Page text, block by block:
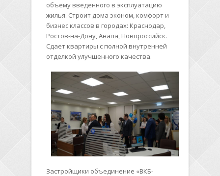
объему введенного в эксплуатацию
жилья. Строит дома эконом, комфорт и
бизнес классов в городах: Краснодар,
Ростов-на-Дону, Анапа, Новороссийск.
Сдает квартиры с полной внутренней
отделкой улучшенного качества.
Застройщики объединение «ВКБ-